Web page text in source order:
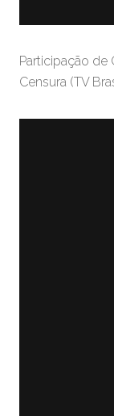
Participação de
Censura (TV